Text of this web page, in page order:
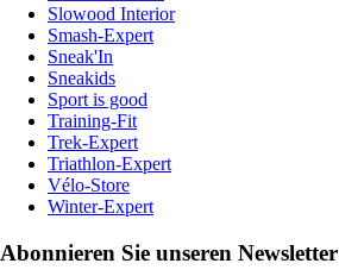
Slowood Interior
Smash-Expert
Sneak'In
Sneakids
Sport is good
Training-Fit
Trek-Expert
Triathlon-Expert
Vélo-Store
Winter-Expert
Abonnieren Sie unseren Newsletter